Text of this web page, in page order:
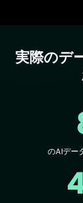
Text
実際のデ
のAIデー